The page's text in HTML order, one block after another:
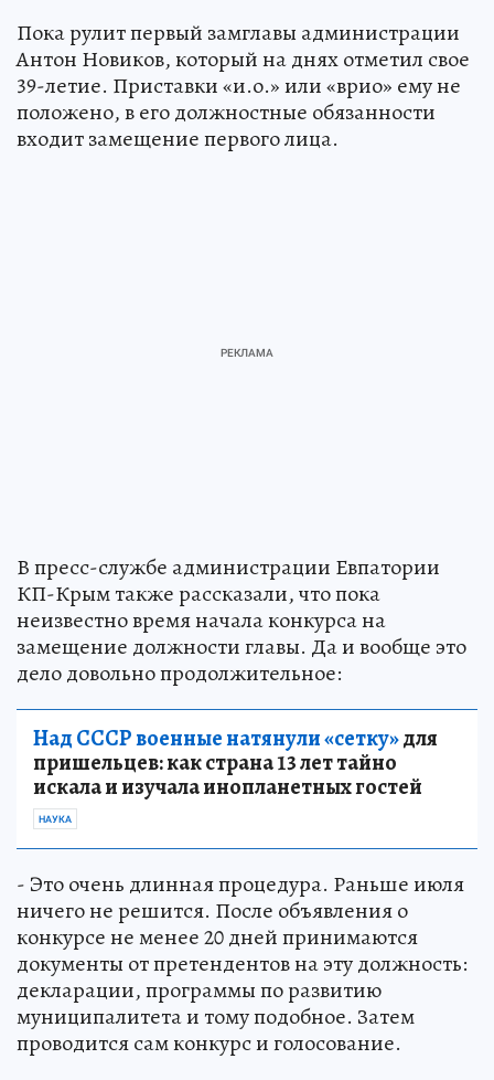
Пока рулит первый замглавы администрации
Антон Новиков, который на днях отметил свое
39-летие. Приставки «и.о.» или «врио» ему не
положено, в его должностные обязанности
входит замещение первого лица.
В пресс-службе администрации Евпатории
КП-Крым также рассказали, что пока
неизвестно время начала конкурса на
замещение должности главы. Да и вообще это
дело довольно продолжительное:
Над СССР военные натянули «сетку»для
пришельцев: как страна 13 лет тайно
искала и изучала инопланетных гостей
НАУКА
- Это очень длинная процедура. Раньше июля
ничего не решится. После объявления о
конкурсе не менее 20 дней принимаются
документы от претендентов на эту должность:
декларации, программы по развитию
муниципалитета и тому подобное. Затем
проводится сам конкурс и голосование.